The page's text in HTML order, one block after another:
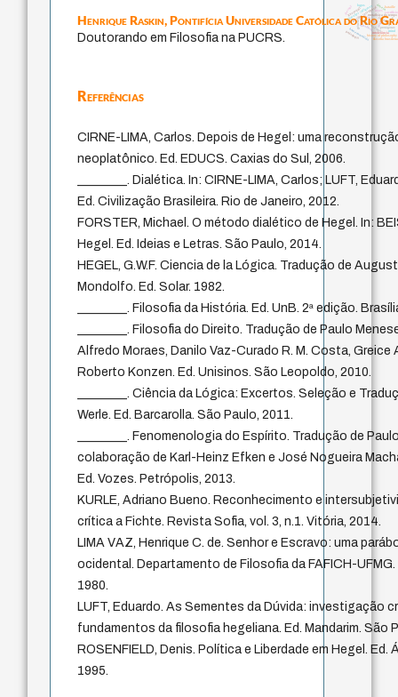
Henrique Raskin,Pontifícia Universidade Católica do Rio
Doutorando em Filosofia na PUCRS.
Referências
CIRNE-LIMA, Carlos. Depois de Hegel: uma
neoplatônico. Ed. EDUCS. Caxias do Sul, 2006.
________. Dialética. In: CIRNE-LIMA, Carlos; LUFT,
Ed. Civilização Brasileira. Rio de Janeiro, 2012.
FORSTER, Michael. O método dialético de Hegel. In:
Hegel. Ed. Ideias e Letras. São Paulo, 2014.
HEGEL, G.W.F. Ciencia de la Lógica. Tradução de
Mondolfo. Ed. Solar. 1982.
________. Filosofia da História. Ed. UnB. 2ª edição.
________. Filosofia do Direito. Tradução de Paulo
Alfredo Moraes, Danilo Vaz-Curado R. M. Costa, Greice
Roberto Konzen. Ed. Unisinos. São Leopoldo, 2010.
________. Ciência da Lógica: Excertos. Seleção e
Werle. Ed. Barcarolla. São Paulo, 2011.
________. Fenomenologia do Espírito. Tradução de
colaboração de Karl-Heinz Efken e José Nogueira
Ed. Vozes. Petrópolis, 2013.
KURLE, Adriano Bueno. Reconhecimento e
crítica a Fichte. Revista Sofia, vol. 3, n.1. Vitória, 2014.
LIMA VAZ, Henrique C. de. Senhor e Escravo: uma
ocidental. Departamento de Filosofia da FAFICH-
1980.
LUFT, Eduardo. As Sementes da Dúvida: investigação
fundamentos da filosofia hegeliana. Ed. Mandarim. São
ROSENFIELD, Denis. Política e Liberdade em Hegel. Ed.
1995.
fundamentalismojacobi
protágoras
experiência temporalmetafísica do tempo
género idade
intolerância
history of philosophy
homem-medida
filosofias indígenas
filosofia brasileira
j.c.m. neto
palavra
perdón
leyes
guayaquil
logos
pedagogia
lei
desejo
sacrifício
bataille
mind
therapy